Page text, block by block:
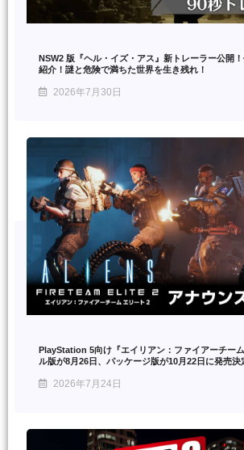
NSW2 版『ヘル・イズ・アス』新トレーラー公開
紹介！謎と危険で満ちた世界を生き残れ！
2026年7月30日
PlayStation 5向け『エイリアン：ファイアーチー
ル版が8月26日、パッケージ版が10月22日に発売決
2026年7月24日